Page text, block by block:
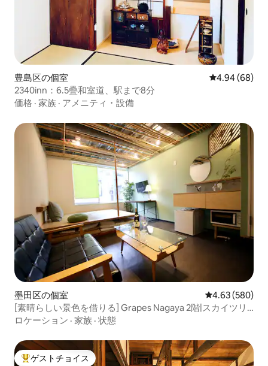
豊島区の個室 レビュー68件
4.94 (68)
2340inn：6.5疊和室道、駅まで8分
価格 · 家族 · アメニティ・設備
墨田区の個室 レビュー580
4.63 (580)
[素晴らしい景色を借りる] Grapes Nagaya 2階|スカイツリ
ー& Asakusa Kanami_無料Wi - Fi |駅から徒歩7分
ロケーション · 家族 · 状態
大好評のゲストチョイスです。
ゲストチョイス